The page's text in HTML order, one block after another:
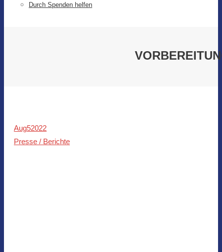
Durch Spenden helfen
Aug52022
Presse / Berichte